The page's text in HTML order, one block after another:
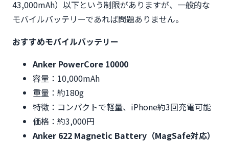
43,000mAh）以下という制限がありますが、一般的な
モバイルバッテリーであれば問題ありません。
おすすめモバイルバッテリー
Anker PowerCore 10000
容量：10,000mAh
重量：約180g
特徴：コンパクトで軽量、iPhone約3回充電可能
価格：約3,000円
Anker 622 Magnetic Battery（MagSafe対応）